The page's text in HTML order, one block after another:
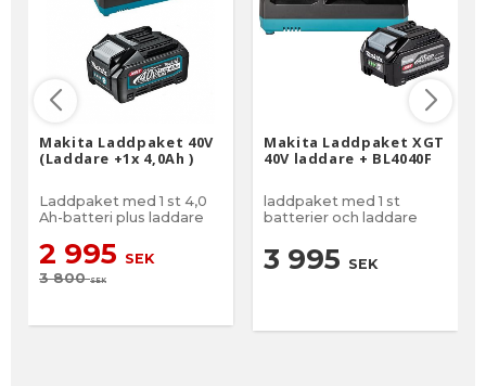
Makita Laddpaket 40V
(Laddare +1x 4,0Ah )
Laddpaket med 1 st 4,0
Ah-batteri plus laddare
2 995 SEK
3 800SEK
Makita Laddpaket XGT
40V laddare + BL4040F
laddpaket med 1 st
batterier och laddare
3 995 SEK